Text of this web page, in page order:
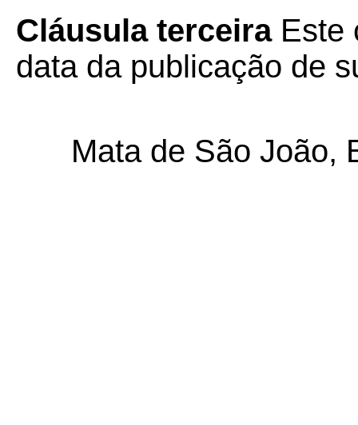
Cláusula terceiraEste
data da publicação de
Mata de São João,